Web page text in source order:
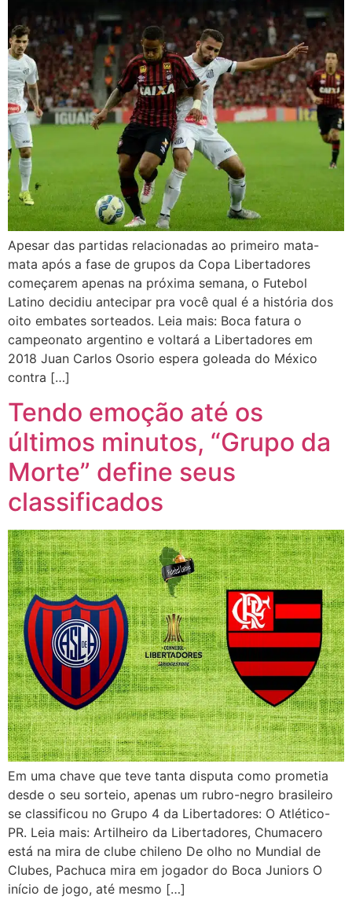
Apesar das partidas relacionadas ao primeiro mata-
mata após a fase de grupos da Copa Libertadores
começarem apenas na próxima semana, o Futebol
Latino decidiu antecipar pra você qual é a história dos
oito embates sorteados. Leia mais: Boca fatura o
campeonato argentino e voltará a Libertadores em
2018 Juan Carlos Osorio espera goleada do México
contra […]
Tendo emoção até os
últimos minutos, “Grupo da
Morte” define seus
classificados
Em uma chave que teve tanta disputa como prometia
desde o seu sorteio, apenas um rubro-negro brasileiro
se classificou no Grupo 4 da Libertadores: O Atlético-
PR. Leia mais: Artilheiro da Libertadores, Chumacero
está na mira de clube chileno De olho no Mundial de
Clubes, Pachuca mira em jogador do Boca Juniors O
início de jogo, até mesmo […]